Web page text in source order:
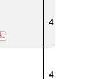
45
45